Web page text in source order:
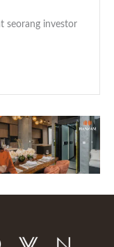
seorang investor